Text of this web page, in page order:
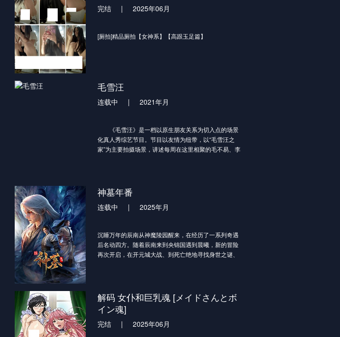
完结 | 2025年06月
[厕拍]精品厕拍【女神系】【高跟玉足篇】
毛雪汪
连载中 | 2021年月
《毛雪汪》是一档以原生朋友关系为切入点的场景
化真人秀综艺节目。节目以友情为纽带，以“毛雪汪之
家”为主要拍摄场景，讲述每周在这里相聚的毛不易、李
努力打拼的年轻人带来陪伴和情绪上的健康疗愈。
神墓年番
连载中 | 2025年月
沉睡万年的辰南从神魔陵园醒来，在经历了一系列奇遇
后名动四方。随着辰南来到央锦国遇到晨曦，新的冒险
再次开启，在开元城大战、到死亡绝地寻找身世之谜、
解码 女仆和巨乳魂 [メイドさんとボ
イン魂]
完结 | 2025年06月